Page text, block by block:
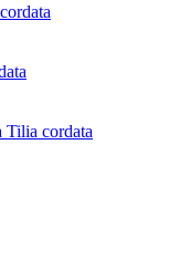
Tilia cordata